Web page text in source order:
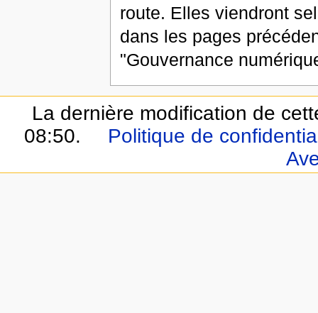
route. Elles viendront
dans les pages
"Gouvernance
La dernière modification de
08:50.
Politique de